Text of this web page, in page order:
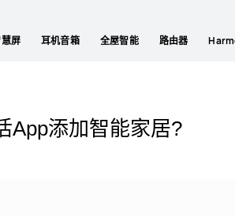
屏 耳机音箱 全屋智能 路由器
App添加智能家居?